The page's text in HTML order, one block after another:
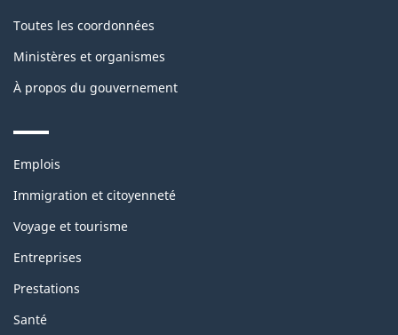
Toutes les coordonnées
Ministères et organismes
À propos du gouvernement
Themes
topics
Emplois
Immigration et citoyenneté
Voyage et tourisme
Entreprises
Prestations
Santé